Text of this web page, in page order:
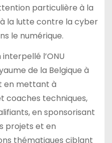
particulière à la
la lutte contre la cyber
le numérique.
l’ONU
de la Belgique à
en mettant à
coaches techniques,
en sponsorisant
projets et en
thématiques ciblant